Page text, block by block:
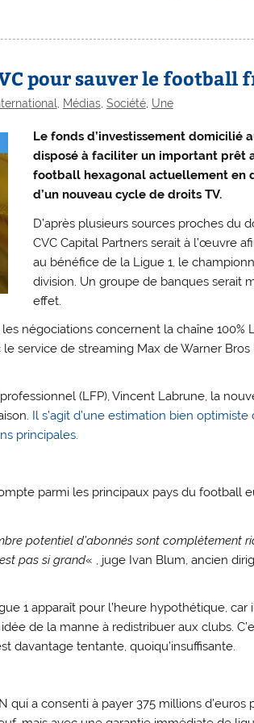
pour sauver le football
, Médias, Société, Une
Le fonds d’investissement domicilié
disposé à faciliter un important prêt
football hexagonal actuellement en
d’un nouveau cycle de droits TV.
D’après plusieurs sources proches du
CVC Capital Partners serait à l’œuvre
au bénéfice de la Ligue 1, le
division. Un groupe de banques serait
effet.
négociations concernent la chaîne 100%
service de streaming Max de Warner
(LFP), Vincent Labrune, la
Il s’agit d’une estimation bien
principales.
parmi les principaux pays du football
potentiel d’abonnés sont complètement
pas si grand« , juge Ivan Blum, ancien
1 apparaît pour l’heure hypothétique,
de la manne à redistribuer aux clubs.
davantage tentante, quoiqu’insuffisante.
a consenti à payer 375 millions d’euros